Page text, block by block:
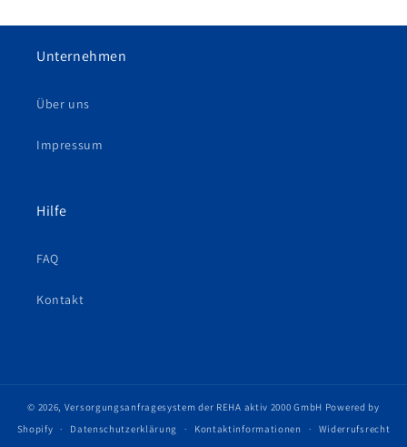
Unternehmen
Über uns
Impressum
Hilfe
FAQ
Kontakt
© 2026, Versorgungsanfragesystem der REHA aktiv 2000 GmbH Powered by
Shopify
Datenschutzerklärung Kontaktinformationen Widerrufsrecht